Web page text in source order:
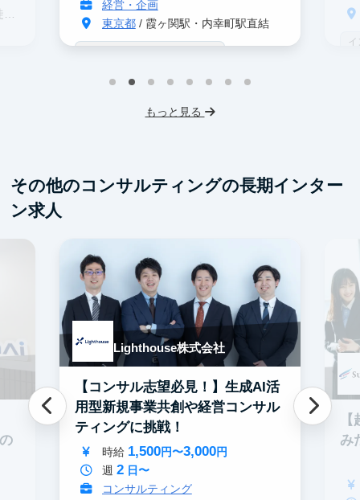
経営・企画
東京都/ 霞ヶ関駅・内幸町駅直結
インターン生10人以上在籍 事業立案
もっと見る
その他のコンサルティングの長期インター
ン求人
Lighthouse株式会社
【コンサル志望必見！】生成AI活
用型新規事業共創や経営コンサル
ティングに挑戦！
時給 1,500円〜3,000円
週 2日〜
コンサルティング
み